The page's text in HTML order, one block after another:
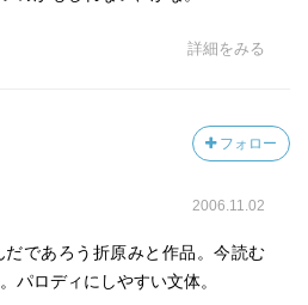
詳細をみる
フォロー
2006.11.02
であろう折原みと作品。今読む
パロディにしやすい文体。